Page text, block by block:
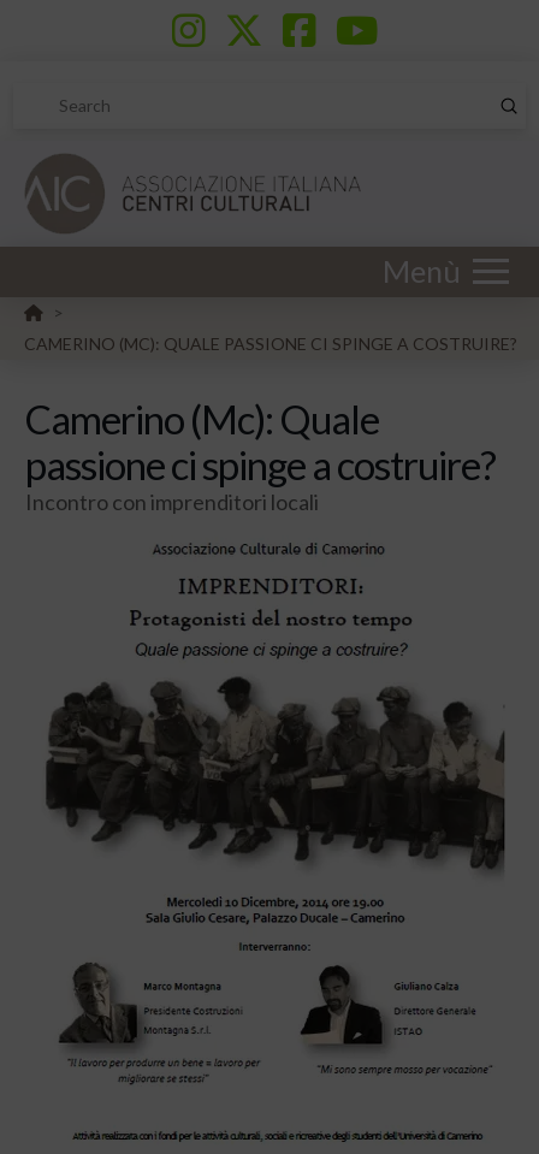
Search
Menù
HOME
>
CAMERINO (MC): QUALE PASSIONE CI SPINGE A COSTRUIRE?
Camerino (Mc): Quale
passione ci spinge a costruire?
Incontro con imprenditori locali